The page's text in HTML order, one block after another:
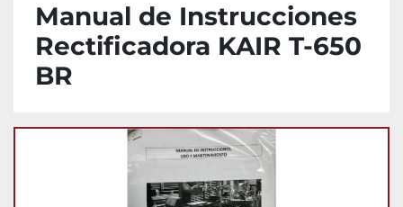
Manual de Instrucciones
Rectificadora KAIR T-650
BR